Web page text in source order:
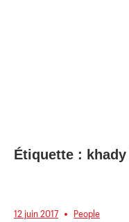
Étiquette :
12 juin 2017 People